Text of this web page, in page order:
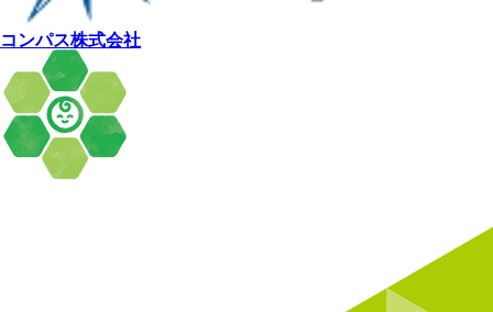
コンパス株式会社